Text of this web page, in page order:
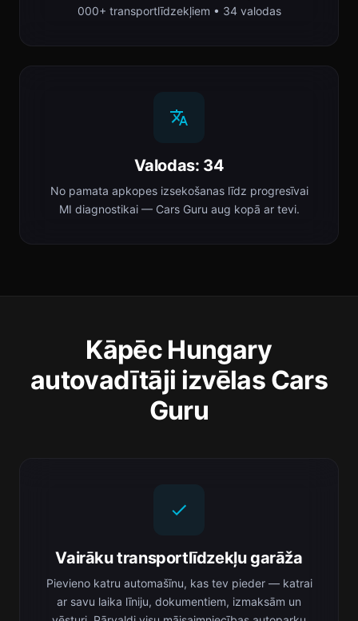
000+ transportlīdzekļiem • 34 valodas
Valodas: 34
No pamata apkopes izsekošanas līdz progresīvai
MI diagnostikai — Cars Guru aug kopā ar tevi.
Kāpēc Hungary
autovadītāji izvēlas Cars
Guru
Vairāku transportlīdzekļu garāža
Pievieno katru automašīnu, kas tev pieder — katrai
ar savu laika līniju, dokumentiem, izmaksām un